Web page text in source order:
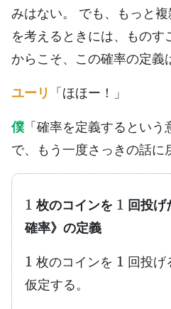
みはない。 でも、もっと複
を考えるときには、もの
からこそ、この確率の定義
ユーリ 「ほほー！」
僕 「確率を定義するとい
で、もう一度さっきの話に
1
枚のコインを
1
回投げ
確率》の定義
1
枚のコインを
1
回投げ
仮定する。